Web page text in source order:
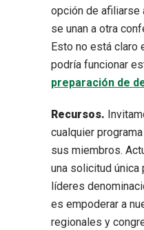
opción de afiliarse
se unan a otra
Esto no está claro
podría funcionar
preparación de
Recursos.
cualquier
sus miembros.
una solicitud única
líderes
es empoderar a
regionales y